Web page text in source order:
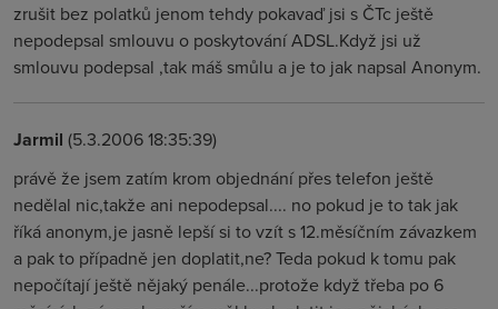
zrušit bez polatků jenom tehdy pokavaď jsi s ČTc ještě
nepodepsal smlouvu o poskytování ADSL.Když jsi už
smlouvu podepsal ,tak máš smůlu a je to jak napsal Anonym.
Jarmil (5.3.2006 18:35:39)
právě že jsem zatím krom objednání přes telefon ještě
nedělal nic,takže ani nepodepsal.... no pokud je to tak jak
říká anonym,je jasně lepší si to vzít s 12.měsíčním závazkem
a pak to případně jen doplatit,ne? Teda pokud k tomu pak
nepočítají ještě nějaký penále...protože když třeba po 6